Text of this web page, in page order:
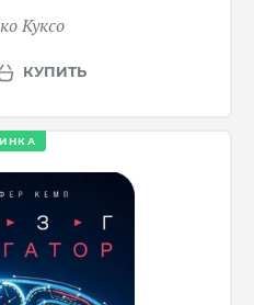
Куксо
КУПИТЬ